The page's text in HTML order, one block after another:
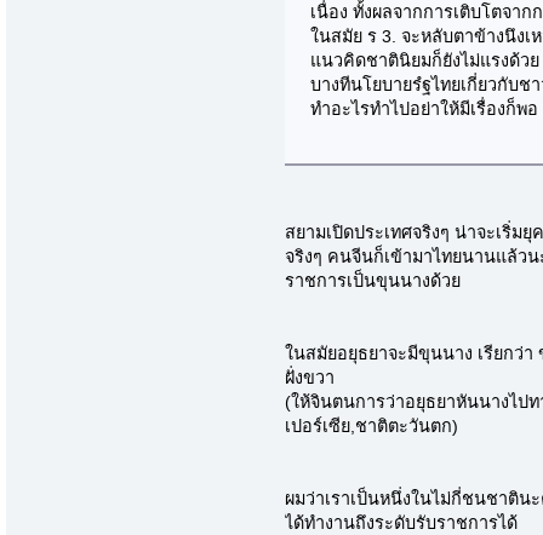
เนื่อง ทั้งผลจากการเติบโตจาก
ในสมัย ร 3. จะหลับตาข้างนึง
แนวคิดชาตินิยมก็ยังไม่แรงด้วย
บางทีนโยบายรํฐไทยเกี่ยวกับช
ทำอะไรทำไปอย่าให้มีเรื่องก็พอ
สยามเปิดประเทศจริงๆ น่าจะเริ่ม
จริงๆ คนจีนก็เข้ามาไทยนานแล้ว
ราชการเป็นขุนนางด้วย
ในสมัยอยุธยาจะมีขุนนาง เรียกว่า
ฝั่งขวา
(ให้จินตนการว่าอยุธยาหันนางไป
เปอร์เซีย,ชาติตะวันตก)
ผมว่าเราเป็นหนึ่งในไม่กี่ชนชาติ
ได้ทำงานถึงระดับรับราชการได้